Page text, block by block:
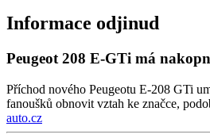
Informace odjinud
Peugeot 208 E-GTi má
Příchod nového Peugeotu E-208 GTi
fanoušků obnovit vztah ke značce,
auto.cz